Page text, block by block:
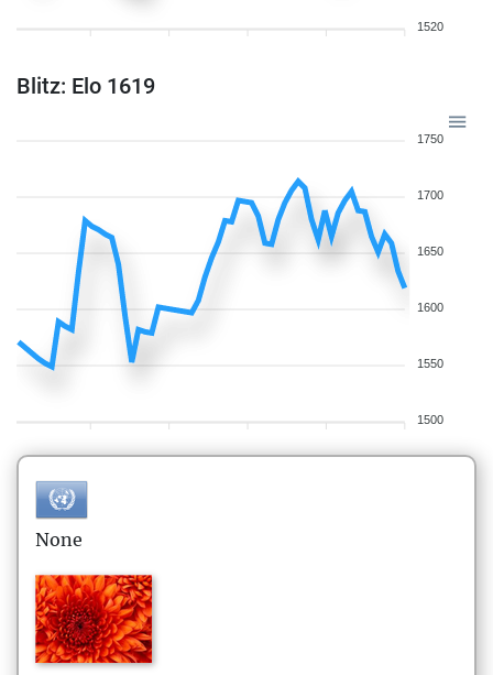
1520
Blitz: Elo 1619
1750
1700
1650
1600
1550
1500
None